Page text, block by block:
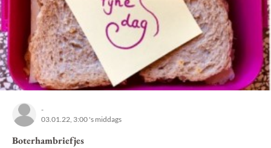
-
03.01.22, 3:00 's middags
Boterhambriefjes